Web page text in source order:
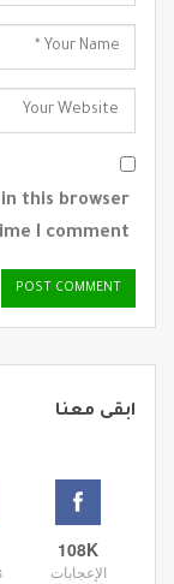
in this browser
I comment.
ابقى معنا
108K
الإعجابات